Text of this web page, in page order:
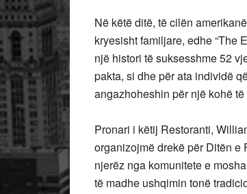
Në këtë ditë, të cilën
kryesisht familjare, edhe “The
një histori të suksesshme 52
pakta, si dhe për ata individë
angazhoheshin për një kohë
Pronari i këtij Restoranti,
organizojmë drekë për Ditën e
njerëz nga komunitete e
të madhe ushqimin tonë